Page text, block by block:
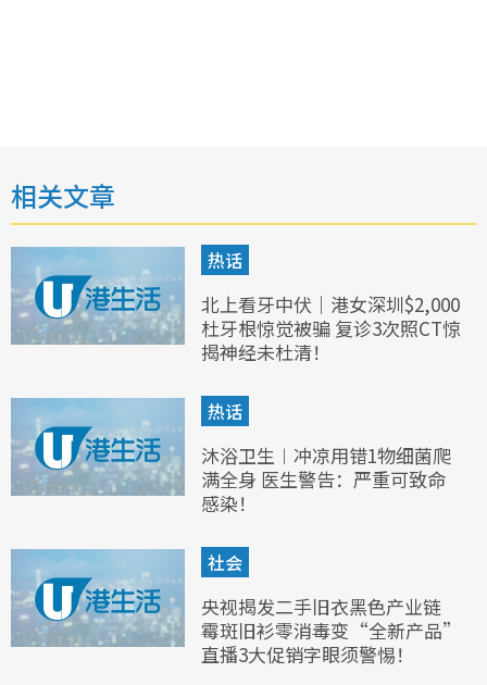
相关文章
热话
北上看牙中伏｜港女深圳$2,000
杜牙根惊觉被骗 复诊3次照CT惊
揭神经未杜清！
热话
沐浴卫生︱冲凉用错1物细菌爬
满全身 医生警告：严重可致命
感染！
社会
央视揭发二手旧衣黑色产业链
霉斑旧衫零消毒变“全新产品”
直播3大促销字眼须警惕！